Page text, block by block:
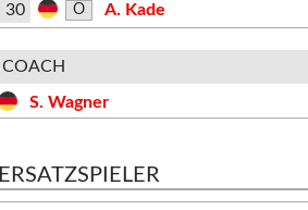
30
O A. Kade
COACH
S. Wagner
ERSATZSPIELER